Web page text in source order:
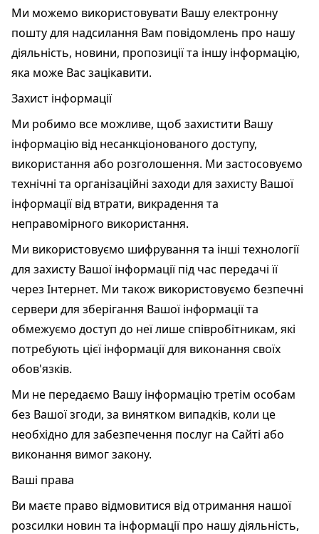
Ми можемо використовувати Вашу електронну
пошту для надсилання Вам повідомлень про нашу
діяльність, новини, пропозиції та іншу інформацію,
яка може Вас зацікавити.
Захист інформації
Ми робимо все можливе, щоб захистити Вашу
інформацію від несанкціонованого доступу,
використання або розголошення. Ми застосовуємо
технічні та організаційні заходи для захисту Вашої
інформації від втрати, викрадення та
неправомірного використання.
Ми використовуємо шифрування та інші технології
для захисту Вашої інформації під час передачі її
через Інтернет. Ми також використовуємо безпечні
сервери для зберігання Вашої інформації та
обмежуємо доступ до неї лише співробітникам, які
потребують цієї інформації для виконання своїх
обов'язків.
Ми не передаємо Вашу інформацію третім особам
без Вашої згоди, за винятком випадків, коли це
необхідно для забезпечення послуг на Сайті або
виконання вимог закону.
Ваші права
Ви маєте право відмовитися від отримання нашої
розсилки новин та інформації про нашу діяльність,